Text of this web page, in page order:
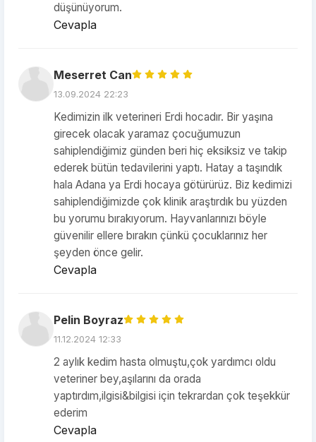
düşünüyorum.
Cevapla
Meserret Can
13.09.2024 22:23
Kedimizin ilk veterineri Erdi hocadır. Bir yaşına
girecek olacak yaramaz çocuğumuzun
sahiplendiğimiz günden beri hiç eksiksiz ve takip
ederek bütün tedavilerini yaptı. Hatay a taşındık
hala Adana ya Erdi hocaya götürürüz. Biz kedimizi
sahiplendiğimizde çok klinik araştırdık bu yüzden
bu yorumu bırakıyorum. Hayvanlarınızı böyle
güvenilir ellere bırakın çünkü çocuklarınız her
şeyden önce gelir.
Cevapla
Pelin Boyraz
11.12.2024 12:33
2 aylık kedim hasta olmuştu,çok yardımcı oldu
veteriner bey,aşılarını da orada
yaptırdım,ilgisi&bilgisi için tekrardan çok teşekkür
ederim
Cevapla